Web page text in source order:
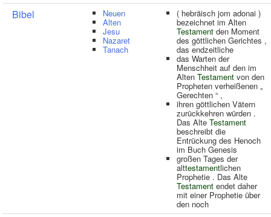
Bibel Neuen
Alten
Jesu
Nazaret
Tanach
( hebräisch jom adonai )
bezeichnet im Alten
Testament den Moment
des göttlichen Gerichtes ,
das endzeitliche
das Warten der
Menschheit auf den im
Alten Testament von den
Propheten verheißenen „
Gerechten “ ,
ihren göttlichen Vätern
zurückkehren würden .
Das Alte Testament
beschreibt die
Entrückung des Henoch
im Buch Genesis
großen Tages der
alttestamentlichen
Prophetie . Das Alte
Testament endet daher
mit einer Prophetie über
den noch